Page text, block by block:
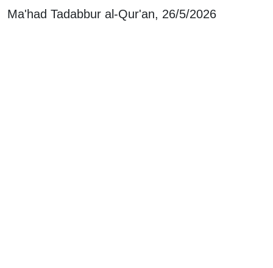
Ma'had Tadabbur al-Qur'an, 26/5/2026